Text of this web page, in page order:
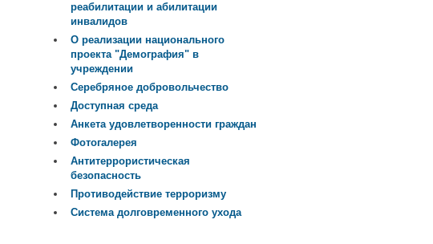
реабилитации и абилитации
инвалидов
О реализации национального
проекта "Демография" в
учреждении
Серебряное добровольчество
Доступная среда
Анкета удовлетворенности граждан
Фотогалерея
Антитеррористическая
безопасность
Противодействие терроризму
Система долговременного ухода